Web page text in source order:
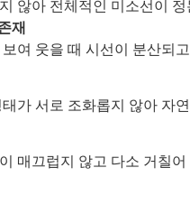
않아 전체적인 미소선이
재
여 웃을 때 시선이 분산되
가 서로 조화롭지 않아 자
매끄럽지 않고 다소 거칠어